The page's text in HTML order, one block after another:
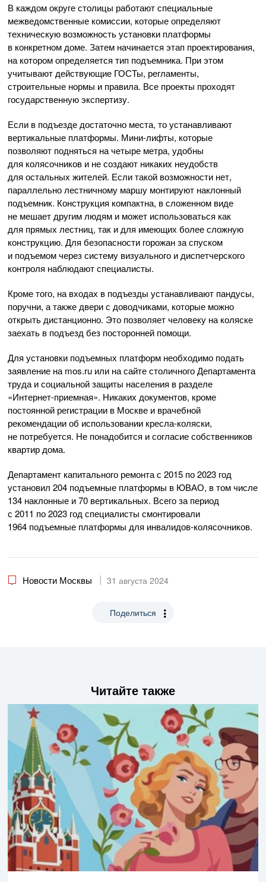
В каждом округе столицы работают специальные
межведомственные комиссии, которые определяют
техническую возможность установки платформы
в конкретном доме. Затем начинается этап проектирования,
на котором определяется тип подъемника. При этом
учитывают действующие ГОСТы, регламенты,
строительные нормы и правила. Все проекты проходят
государственную экспертизу.
Если в подъезде достаточно места, то устанавливают
вертикальные платформы. Мини-лифты, которые
позволяют подняться на четыре метра, удобны
для колясочников и не создают никаких неудобств
для остальных жителей. Если такой возможности нет,
параллельно лестничному маршу монтируют наклонный
подъемник. Конструкция компактна, в сложенном виде
не мешает другим людям и может использоваться как
для прямых лестниц, так и для имеющих более сложную
конструкцию. Для безопасности горожан за спуском
и подъемом через систему визуального и диспетчерского
контроля наблюдают специалисты.
Кроме того, на входах в подъезды устанавливают пандусы,
поручни, а также двери с доводчиками, которые можно
открыть дистанционно. Это позволяет человеку на коляске
заехать в подъезд без посторонней помощи.
Для установки подъемных платформ необходимо подать
заявление на mos.ru или на сайте столичного Департамента
труда и социальной защиты населения в разделе
«Интернет-приемная». Никаких документов, кроме
постоянной регистрации в Москве и врачебной
рекомендации об использовании кресла-коляски,
не потребуется. Не понадобится и согласие собственников
квартир дома.
Департамент капитального ремонта с 2015 по 2023 год
установил 204 подъемные платформы в ЮВАО, в том числе
134 наклонные и 70 вертикальных. Всего за период
с 2011 по 2023 год специалисты смонтировали
1964 подъемные платформы для инвалидов-колясочников.
Новости Москвы 31 августа 2024
Поделиться
Читайте также